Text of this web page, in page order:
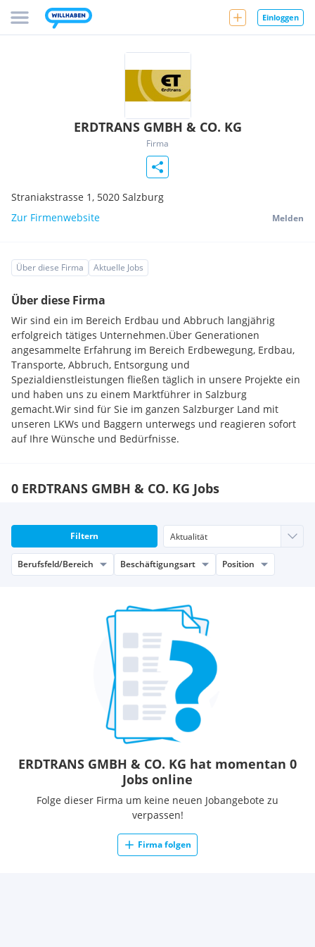
Einloggen
ERDTRANS GMBH & CO. KG
Firma
Straniakstrasse 1, 5020 Salzburg
Zur Firmenwebsite
Melden
Über diese Firma Aktuelle Jobs
Über diese Firma
Wir sind ein im Bereich Erdbau und Abbruch langjährig
erfolgreich tätiges Unternehmen.Über Generationen
angesammelte Erfahrung im Bereich Erdbewegung, Erdbau,
Transporte, Abbruch, Entsorgung und
Spezialdienstleistungen fließen täglich in unsere Projekte ein
und haben uns zu einem Marktführer in Salzburg
gemacht.Wir sind für Sie im ganzen Salzburger Land mit
unseren LKWs und Baggern unterwegs und reagieren sofort
auf Ihre Wünsche und Bedürfnisse.
0 ERDTRANS GMBH & CO. KG Jobs
Filtern
Berufsfeld/Bereich Beschäftigungsart Position
ERDTRANS GMBH & CO. KG hat momentan 0
Jobs online
Folge dieser Firma um keine neuen Jobangebote zu
verpassen!
Firma folgen